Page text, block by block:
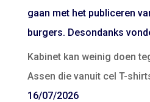
gaan met het publiceren
burgers. Desondanks
Kabinet kan weinig doen
Assen die vanuit cel T-
16/07/2026